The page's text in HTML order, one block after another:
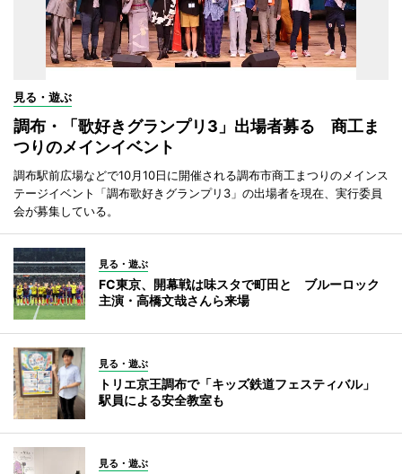
見る・遊ぶ
調布・「歌好きグランプリ3」出場者募る 商工ま
つりのメインイベント
調布駅前広場などで10月10日に開催される調布市商工まつりのメインス
テージイベント「調布歌好きグランプリ3」の出場者を現在、実行委員
会が募集している。
見る・遊ぶ
FC東京、開幕戦は味スタで町田と ブルーロック
主演・高橋文哉さんら来場
見る・遊ぶ
トリエ京王調布で「キッズ鉄道フェスティバル」
駅員による安全教室も
見る・遊ぶ